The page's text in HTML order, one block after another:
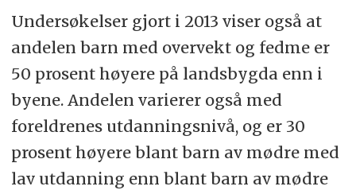
Undersøkelser gjort i 2013 viser også at
andelen barn med overvekt og fedme er
50 prosent høyere på landsbygda enn i
byene. Andelen varierer også med
foreldrenes utdanningsnivå, og er 30
prosent høyere blant barn av mødre med
lav utdanning enn blant barn av mødre